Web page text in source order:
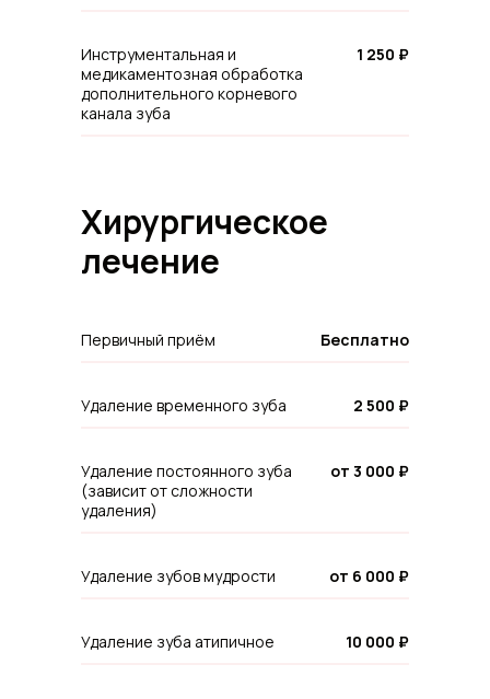
Инструментальная и
медикаментозная обработка
дополнительного корневого
канала зуба
1 250 ₽
Записаться на прием
Хирургическое
лечение
Первичный приём Бесплатно
Удаление временного зуба 2 500 ₽
Удаление постоянного зуба
(зависит от сложности
удаления)
от 3 000 ₽
Удаление зубов мудрости от 6 000 ₽
Удаление зуба атипичное 10 000 ₽